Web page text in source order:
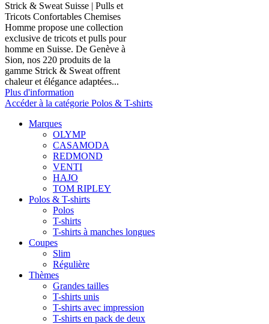
Strick & Sweat Suisse | Pulls et
Tricots Confortables Chemises
Homme propose une collection
exclusive de tricots et pulls pour
homme en Suisse. De Genève à
Sion, nos 220 produits de la
gamme Strick & Sweat offrent
chaleur et élégance adaptées...
Plus d'information
Accéder à la catégorie Polos & T-shirts
Marques
OLYMP
CASAMODA
REDMOND
VENTI
HAJO
TOM RIPLEY
Polos & T-shirts
Polos
T-shirts
T-shirts à manches longues
Coupes
Slim
Régulière
Thèmes
Grandes tailles
T-shirts unis
T-shirts avec impression
T-shirts en pack de deux